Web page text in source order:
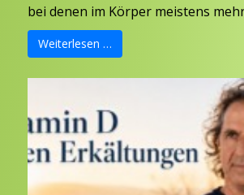
bei denen im Körper meistens mehr
Weiterlesen …